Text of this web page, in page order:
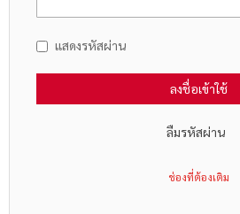
แสดงรหัสผ่าน
ลงชื่อเข้าใช้
ลืมรหัสผ่าน